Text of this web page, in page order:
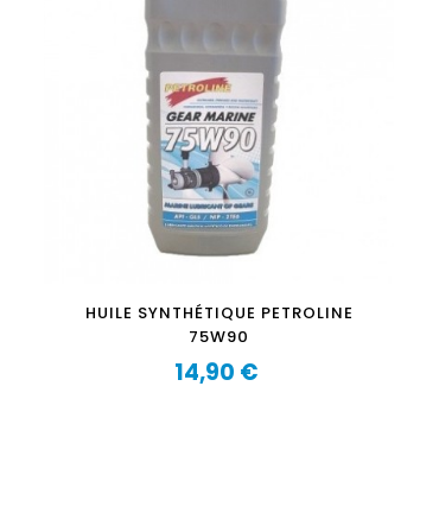
HUILE SYNTHÉTIQUE PETROLINE
75W90
Prix
14,90 €